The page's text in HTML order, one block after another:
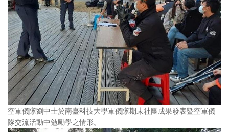
空軍儀隊劉中士於南臺科技大學軍儀隊期末社團成果發表暨空軍儀
隊交流活動中勉勵學之情形。